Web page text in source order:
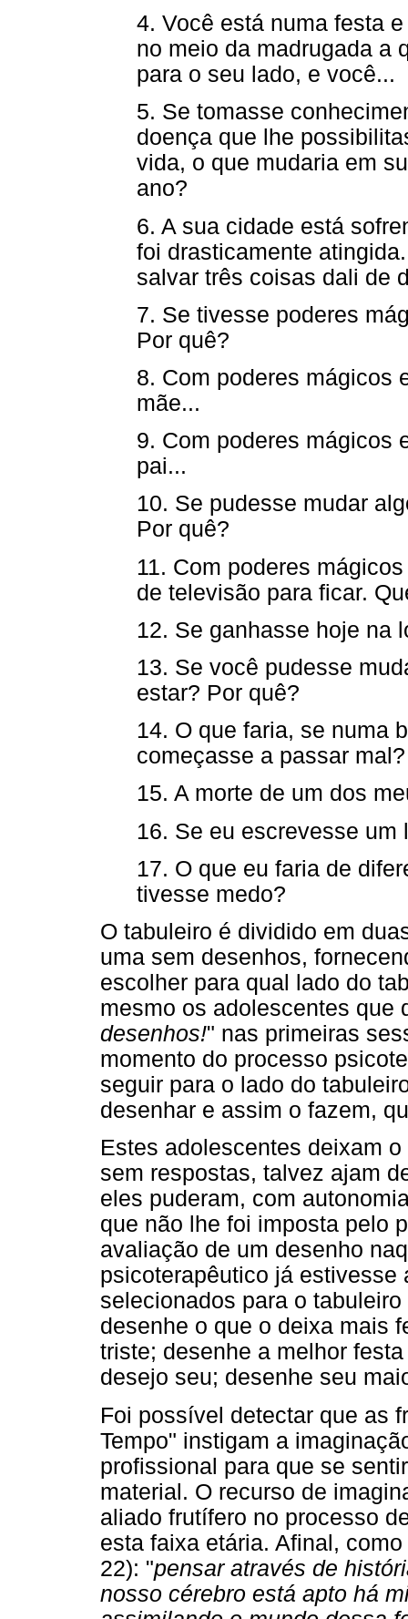
4. Você está numa festa
no meio da madrugada a
para o seu lado, e você...
5. Se tomasse
doença que lhe
vida, o que mudaria em
ano?
6. A sua cidade está
foi drasticamente
salvar três coisas dali de
7. Se tivesse poderes
Por quê?
8. Com poderes mágicos
mãe...
9. Com poderes mágicos
pai...
10. Se pudesse mudar
Por quê?
11. Com poderes
de televisão para ficar.
12. Se ganhasse hoje na
13. Se você pudesse
estar? Por quê?
14. O que faria, se numa
começasse a passar mal?
15. A morte de um dos
16. Se eu escrevesse
17. O que eu faria de
tivesse medo?
O tabuleiro é dividido em
uma sem desenhos,
escolher para qual lado do
mesmo os adolescentes que
desenhos!" nas primeiras
momento do processo
seguir para o lado do
desenhar e assim o fazem,
Estes adolescentes deixam
sem respostas, talvez ajam
eles puderam, com
que não lhe foi imposta pelo
avaliação de um desenho
psicoterapêutico já estivesse
selecionados para o
desenhe o que o deixa mais
triste; desenhe a melhor
desejo seu; desenhe seu
Foi possível detectar que as
Tempo" instigam a
profissional para que se
material. O recurso de
aliado frutífero no processo
esta faixa etária. Afinal,
22): "pensar através de
nosso cérebro está apto há